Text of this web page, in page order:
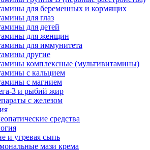
для беременных и кормящих
для глаз
для детей
для женщин
для иммунитета
другие
комплексные (мультивитамины)
с кальцием
с магнием
3 и рыбий жир
с железом
средства
и угревая сыпь
мази крема